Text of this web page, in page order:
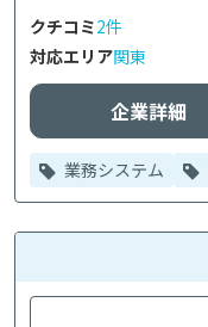
クチコミ2件
対応エリア関東
企業詳細
業務システム